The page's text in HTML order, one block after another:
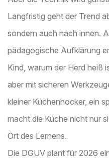
Langfristig geht der Trend
sondern auch nach innen.
pädagogische Aufklärung
Kind, warum der Herd heiß
aber mit sicheren
kleiner Küchenhocker, ein
macht die Küche nicht nur
Ort des Lernens.
Die DGUV plant für 2026